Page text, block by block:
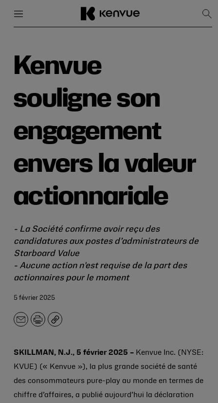
contenu
Kenvue
souligne son
engagement
envers la valeur
actionnariale
- La Société confirme avoir reçu des
candidatures aux postes d’administrateurs de
Starboard Value
- Aucune action n'est requise de la part des
actionnaires pour le moment
5 février 2025
E-
Imprimer
Copier
SKILLMAN, N.J., 5 février 2025 – Kenvue Inc. (NYSE:
KVUE) (« Kenvue »), la plus grande société de santé
des consommateurs pure-play au monde en termes de
chiffre d’affaires, a publié aujourd’hui la déclaration